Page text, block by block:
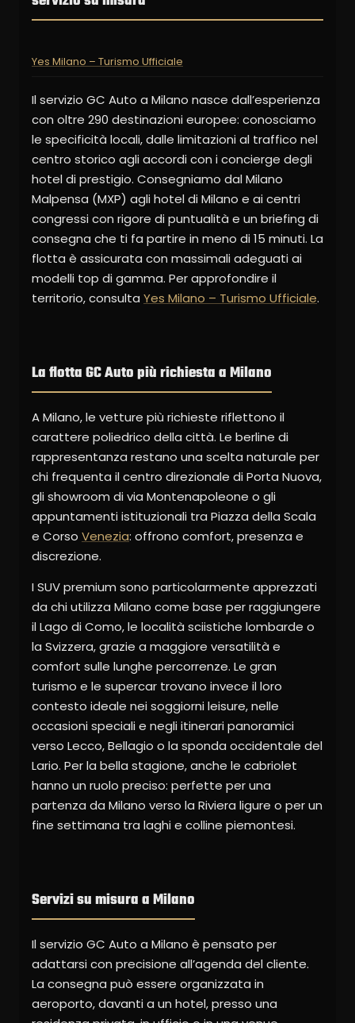
Yes Milano – Turismo Ufficiale
Il servizio GC Auto a Milano nasce dall’esperienza
con oltre 290 destinazioni europee: conosciamo
le specificità locali, dalle limitazioni al traffico nel
centro storico agli accordi con i concierge degli
hotel di prestigio. Consegniamo dal Milano
Malpensa (MXP) agli hotel di Milano e ai centri
congressi con rigore di puntualità e un briefing di
consegna che ti fa partire in meno di 15 minuti. La
flotta è assicurata con massimali adeguati ai
modelli top di gamma. Per approfondire il
territorio, consulta Yes Milano – Turismo Ufficiale.
La flotta GC Auto più richiesta a Milano
A Milano, le vetture più richieste riflettono il
carattere poliedrico della città. Le berline di
rappresentanza restano una scelta naturale per
chi frequenta il centro direzionale di Porta Nuova,
gli showroom di via Montenapoleone o gli
appuntamenti istituzionali tra Piazza della Scala
e Corso Venezia: offrono comfort, presenza e
discrezione.
I SUV premium sono particolarmente apprezzati
da chi utilizza Milano come base per raggiungere
il Lago di Como, le località sciistiche lombarde o
la Svizzera, grazie a maggiore versatilità e
comfort sulle lunghe percorrenze. Le gran
turismo e le supercar trovano invece il loro
contesto ideale nei soggiorni leisure, nelle
occasioni speciali e negli itinerari panoramici
verso Lecco, Bellagio o la sponda occidentale del
Lario. Per la bella stagione, anche le cabriolet
hanno un ruolo preciso: perfette per una
partenza da Milano verso la Riviera ligure o per un
fine settimana tra laghi e colline piemontesi.
Servizi su misura a Milano
Il servizio GC Auto a Milano è pensato per
adattarsi con precisione all’agenda del cliente.
La consegna può essere organizzata in
aeroporto, davanti a un hotel, presso una